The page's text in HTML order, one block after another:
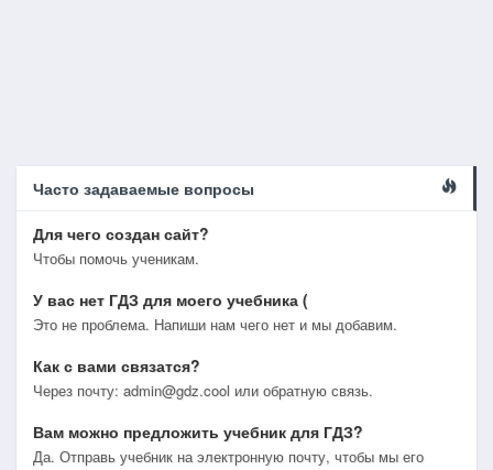
Часто задаваемые вопросы
Для чего создан сайт?
Чтобы помочь ученикам.
У вас нет ГДЗ для моего учебника (
Это не проблема. Напиши нам чего нет и мы добавим.
Как с вами связатся?
Через почту: admin@gdz.cool или обратную связь.
Вам можно предложить учебник для ГДЗ?
Да. Отправь учебник на электронную почту, чтобы мы его